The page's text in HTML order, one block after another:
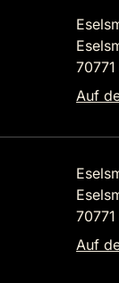
Auf
Auf